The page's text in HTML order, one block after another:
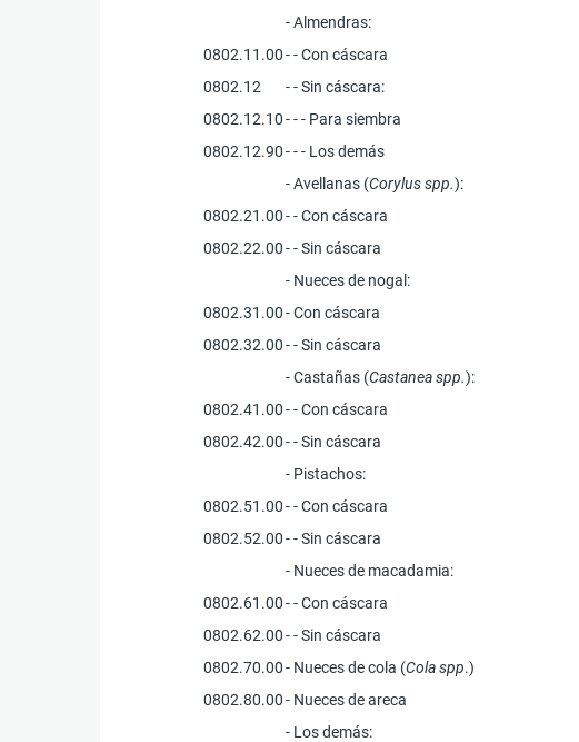
- Almendras:
0802.11.00- - Con cáscara
0802.12
- - Sin cáscara:
0802.12.10- - - Para siembra
0802.12.90- - - Los demás
- Avellanas (Corylus spp.):
0802.21.00- - Con cáscara
0802.22.00- - Sin cáscara
- Nueces de nogal:
0802.31.00- Con cáscara
0802.32.00- - Sin cáscara
- Castañas (Castanea spp.):
0802.41.00- - Con cáscara
0802.42.00- - Sin cáscara
- Pistachos:
0802.51.00- - Con cáscara
0802.52.00- - Sin cáscara
- Nueces de macadamia:
0802.61.00- - Con cáscara
0802.62.00- - Sin cáscara
0802.70.00- Nueces de cola (Cola spp.)
0802.80.00- Nueces de areca
- Los demás: